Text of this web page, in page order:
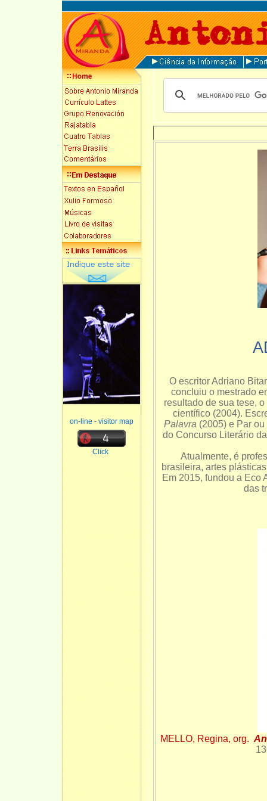
on-line - visitor map
Click
O escritor Adriano
concluiu o mestrado
resultado de sua tese,
científico (2004).
Palavra (2005) e Par
do Concurso Literário
Atualmente, é
brasileira, artes
Em 2015, fundou a Eco
das
MELLO, Regina, org.